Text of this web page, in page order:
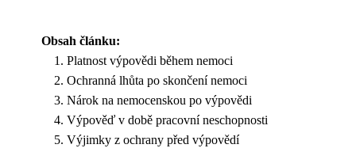
Obsah článku:
Platnost výpovědi během nemoci
Ochranná lhůta po skončení nemoci
Nárok na nemocenskou po výpovědi
Výpověď v době pracovní neschopnosti
Výjimky z ochrany před výpovědí